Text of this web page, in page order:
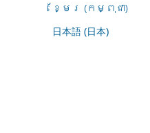
ខ្មែរ (កម្ពុជា)
日本語 (日本)